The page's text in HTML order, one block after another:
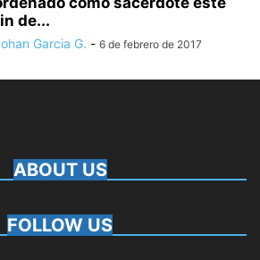
de...
Garcia G. - 6 de febrero de 2017
ABOUT US
FOLLOW US